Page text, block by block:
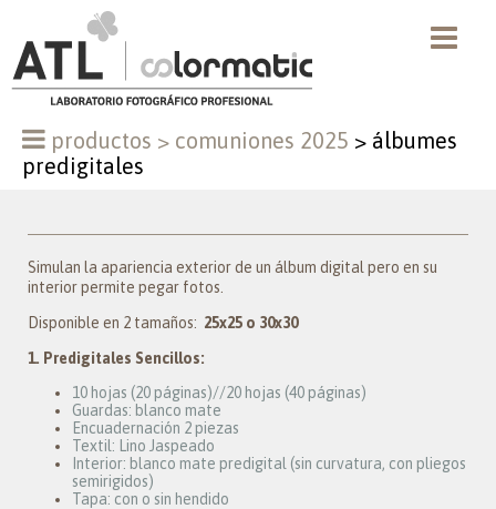
productos > comuniones 2025 > álbumes
predigitales
Simulan la apariencia exterior de un álbum digital pero en su
interior permite pegar fotos.
Disponible en 2 tamaños: 25x25 o 30x30
1. Predigitales Sencillos:
10 hojas (20 páginas)//20 hojas (40 páginas)
Guardas: blanco mate
Encuadernación 2 piezas
Textil: Lino Jaspeado
Interior: blanco mate predigital (sin curvatura, con pliegos
semirigidos)
Tapa: con o sin hendido